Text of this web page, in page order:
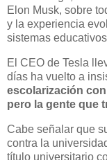
Elon Musk, sobre
y la experiencia
sistemas
El CEO de Tesla
días ha vuelto a
escolarización
pero la gente que
Cabe señalar que
contra la
título universitario